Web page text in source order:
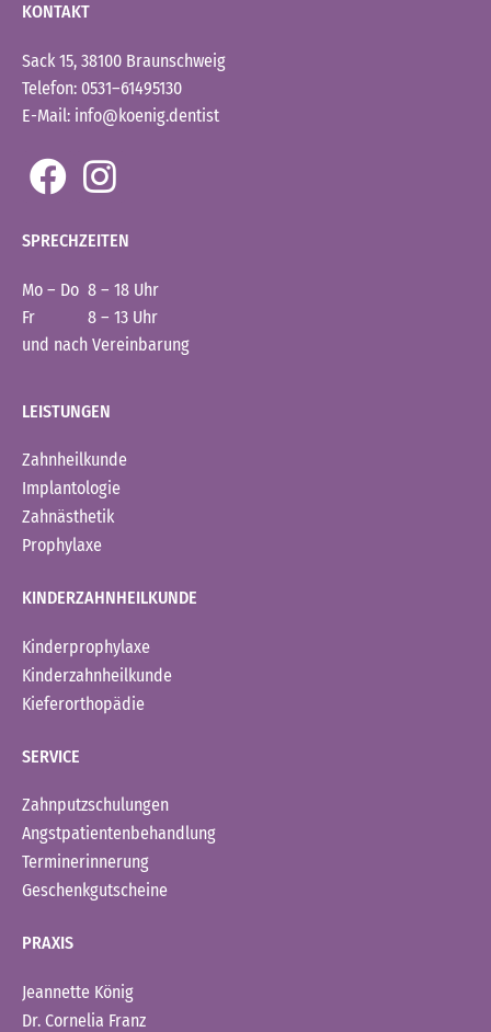
KONTAKT
Sack 15, 38100 Braunschweig
Telefon: 0531–61495130
E-Mail: info@koenig.dentist
SPRECHZEITEN
Mo – Do 8 – 18 Uhr
Fr 8 – 13 Uhr
und nach Vereinbarung
LEISTUNGEN
Zahnheilkunde
Implantologie
Zahnästhetik
Prophylaxe
KINDERZAHNHEILKUNDE
Kinderprophylaxe
Kinderzahnheilkunde
Kieferorthopädie
SERVICE
Zahnputzschulungen
Angstpatientenbehandlung
Terminerinnerung
Geschenkgutscheine
PRAXIS
Jeannette König
Dr. Cornelia Franz